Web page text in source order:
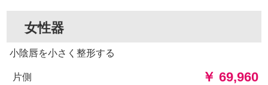
女性器
小陰唇を小さく整形する
片側 ￥ 69,960